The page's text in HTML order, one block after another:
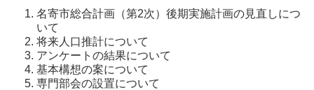
名寄市総合計画（第2次）後期実施計画の見直しにつ
いて
将来人口推計について
アンケートの結果について
基本構想の案について
専門部会の設置について